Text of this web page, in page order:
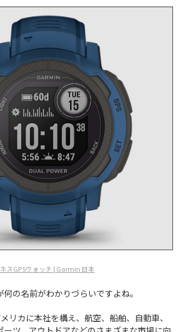
スGPSウォッチ | Garmin 日本
の名前がわかりづらいですよね。
リカに本社を構え、航空、船舶、自動車、